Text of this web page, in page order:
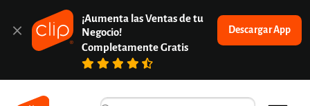
¡Aumenta las Ventas de tu
Negocio!
Completamente Gratis
Descargar App